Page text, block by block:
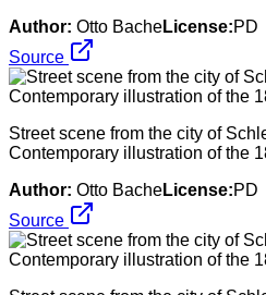
Author: Otto BacheLicense:PD
Source
Street scene from the city of
Contemporary illustration of the
Author: Otto BacheLicense:PD
Source